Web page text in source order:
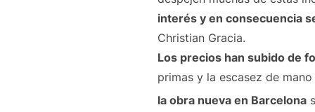
interés y en consecuencia
Christian Gracia.
Los precios han subido de
primas y la escasez de
la obra nueva en Barcelona